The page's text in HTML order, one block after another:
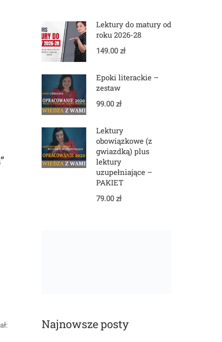
Lektury do matury od
roku 2026-28
149.00 zł
Epoki literackie –
zestaw
99.00 zł
Lektury
obowiązkowe (z
gwiazdką) plus
lektury
uzupełniające –
PAKIET
79.00 zł
Najnowsze posty